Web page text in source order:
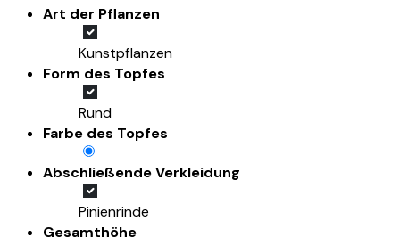
Art der Pflanzen
Kunstpflanzen
Form des Topfes
Rund
Farbe des Topfes
Abschließende Verkleidung
Pinienrinde
Gesamthöhe